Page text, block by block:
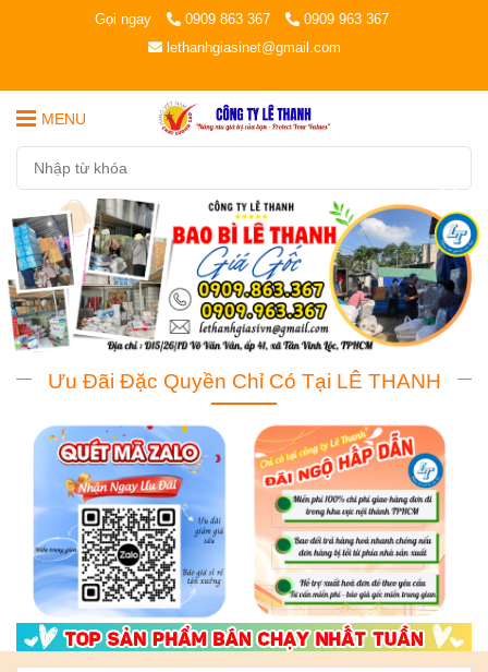
Gọi ngay 0909 863 367
0909 963 367
lethanhgiasinet@gmail.com
MENU
Ưu Đãi Đặc Quyền Chỉ Có Tại LÊ THANH